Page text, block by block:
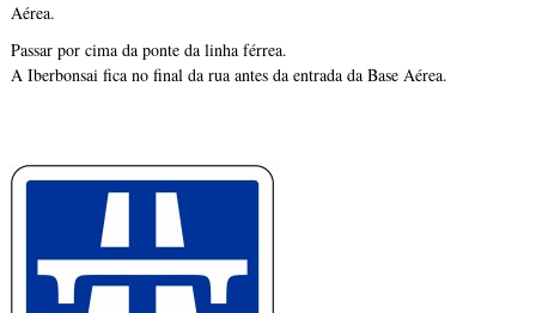
Aérea.
Passar por cima da ponte da linha férrea.
A Iberbonsai fica no final da rua antes da entrada da Base Aérea.